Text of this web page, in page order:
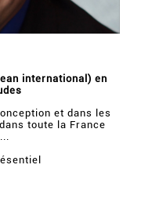
international) en
et dans les
toute la France